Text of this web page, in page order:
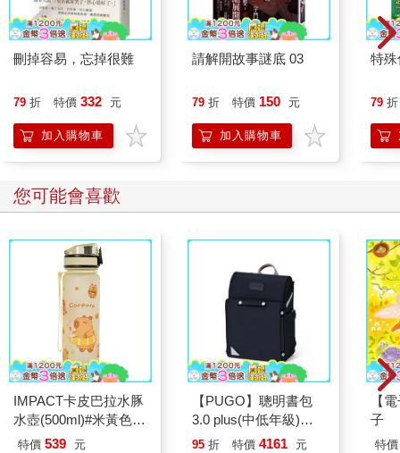
刪掉容易，忘掉很難
79 折 特價 332 元
加入購物車
請解開故事謎底 03
79 折 特價 150 元
加入購物車
特
79 折
您可能會喜歡
IMPACT卡皮巴拉水豚
水壺(500ml)#米黃色
IM00B18YL
特價 539 元
【PUGO】聰明書包
3.0 plus(中低年級)酷
黑 全新進化玩美上市
95 折 特價 4161 元
【
子
特價